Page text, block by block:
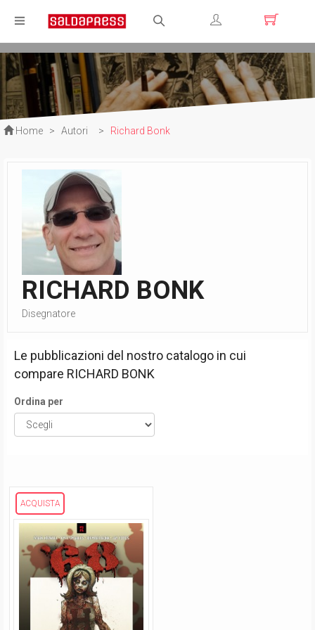
Registrati
Login
Home > Autori > Richard Bonk
RICHARD BONK
Disegnatore
Le pubblicazioni del nostro catalogo in cui
compare RICHARD BONK
Ordina per
ACQUISTA